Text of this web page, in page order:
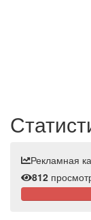
Рекламная
812